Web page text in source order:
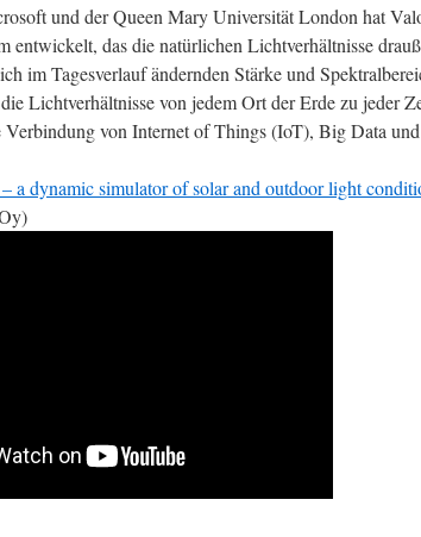
und der Queen Mary Universität London hat
entwickelt, das die natürlichen Lichtverhältnisse
im Tagesverlauf ändernden Stärke und
Lichtverhältnisse von jedem Ort der Erde zu jeder
von Internet of Things (IoT), Big Data
a dynamic simulator of solar and outdoor light